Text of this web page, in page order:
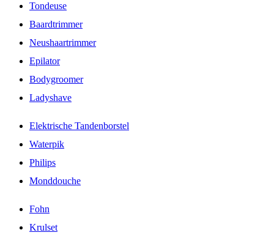
Tondeuse
Baardtrimmer
Neushaartrimmer
Epilator
Bodygroomer
Ladyshave
Elektrische Tandenborstel
Waterpik
Philips
Monddouche
Fohn
Krulset